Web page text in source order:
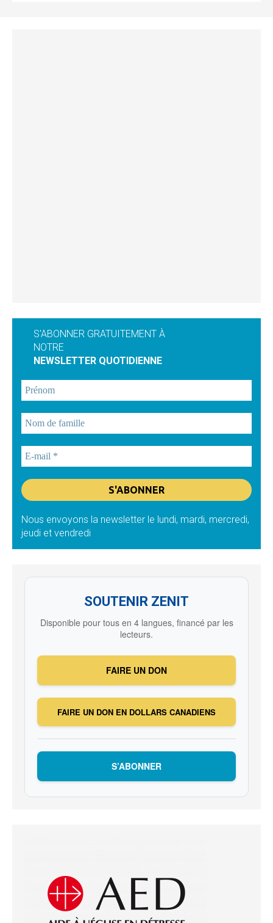
S'ABONNER GRATUITEMENT À
NOTRE
NEWSLETTER QUOTIDIENNE
Nous envoyons la newsletter le lundi, mardi, mercredi,
jeudi et vendredi
SOUTENIR ZENIT
Disponible pour tous en 4 langues, financé par les
lecteurs.
FAIRE UN DON
FAIRE UN DON EN DOLLARS CANADIENS
S’ABONNER